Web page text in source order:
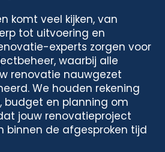
komt veel kijken, van
tot uitvoering en
experts zorgen voor
waarbij alle
renovatie nauwgezet
We houden rekening
budget en planning om
jouw renovatieproject
binnen de afgesproken tijd